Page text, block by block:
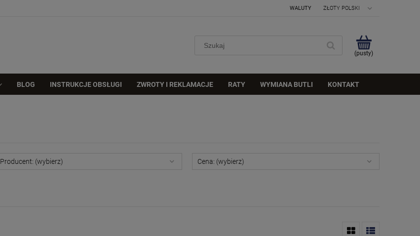
WALUTY
(pusty)
BLOG INSTRUKCJE OBSŁUGI ZWROTY I REKLAMACJE RATY WYMIANA BUTLI KONTAKT
Producent: (wybierz) Cena: (wybierz)